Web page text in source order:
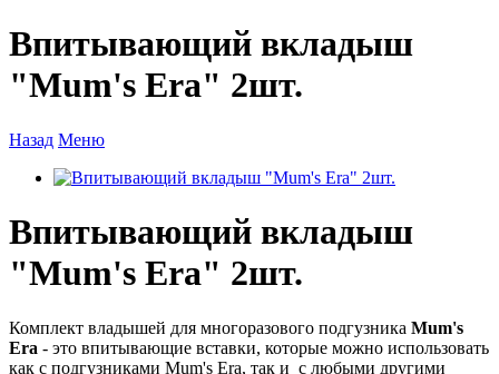
Впитывающий вкладыш
"Mum's Era" 2шт.
Назад Меню
Впитывающий вкладыш
"Mum's Era" 2шт.
Комплект владышей для многоразового подгузника Mum's
Era - это впитывающие вставки, которые можно использовать
как с подгузниками Mum's Era, так и с любыми другими